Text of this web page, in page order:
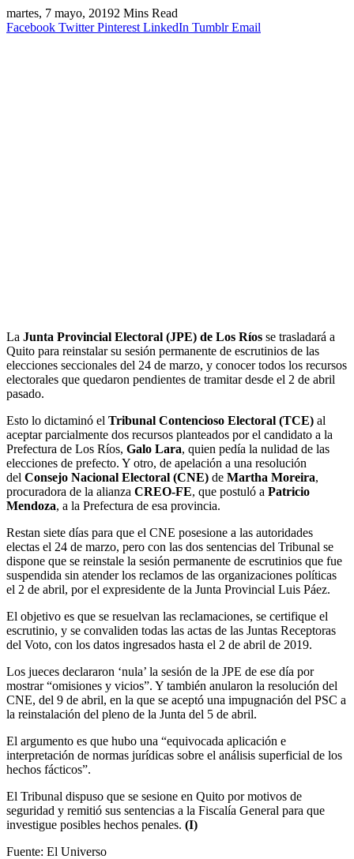
martes, 7 mayo, 20192 Mins Read
Facebook Twitter Pinterest LinkedIn Tumblr Email
​La Junta Provincial Electoral (JPE) de Los Ríos se trasladará a
Quito para reinstalar su sesión permanente de escrutinios de las
elecciones seccionales del 24 de marzo, y conocer todos los recursos
electorales que quedaron pendientes de tramitar desde el 2 de abril
pasado.
Esto lo dictaminó el Tribunal Contencioso Electoral (TCE) al
aceptar parcialmente dos recursos planteados por el candidato a la
Prefectura de Los Ríos, Galo Lara, quien pedía la nulidad de las
elecciones de prefecto. Y otro, de apelación a una resolución
del Consejo Nacional Electoral (CNE) de Martha Moreira,
procuradora de la alianza CREO-FE, que postuló a Patricio
Mendoza, a la Prefectura de esa provincia.
Restan siete días para que el CNE posesione a las autoridades
electas el 24 de marzo, pero con las dos sentencias del Tribunal se
dispone que se reinstale la sesión permanente de escrutinios que fue
suspendida sin atender los reclamos de las organizaciones políticas
el 2 de abril, por el expresidente de la Junta Provincial Luis Páez.
El objetivo es que se resuelvan las reclamaciones, se certifique el
escrutinio, y se convaliden todas las actas de las Juntas Receptoras
del Voto, con los datos ingresados hasta el 2 de abril de 2019.
Los jueces declararon ‘nula’ la sesión de la JPE de ese día por
mostrar “omisiones y vicios”. Y también anularon la resolución del
CNE, del 9 de abril, en la que se aceptó una impugnación del PSC a
la reinstalación del pleno de la Junta del 5 de abril.
El argumento es que hubo una “equivocada aplicación e
interpretación de normas jurídicas sobre el análisis superficial de los
hechos fácticos”.
El Tribunal dispuso que se sesione en Quito por motivos de
seguridad y remitió sus sentencias a la Fiscalía General para que
investigue posibles hechos penales. (I)
Fuente: El Universo